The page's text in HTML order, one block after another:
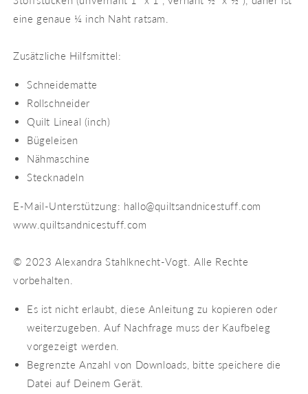
eine genaue ¼ inch Naht ratsam.
Zusätzliche Hilfsmittel:
Schneidematte
Rollschneider
Quilt Lineal (inch)
Bügeleisen
Nähmaschine
Stecknadeln
E-Mail-Unterstützung: hallo@quiltsandnicestuff.com
www.quiltsandnicestuff.com
© 2023 Alexandra Stahlknecht-Vogt. Alle Rechte
vorbehalten.
Es ist nicht erlaubt, diese Anleitung zu kopieren oder
weiterzugeben. Auf Nachfrage muss der Kaufbeleg
vorgezeigt werden.
Begrenzte Anzahl von Downloads, bitte speichere die
Datei auf Deinem Gerät.